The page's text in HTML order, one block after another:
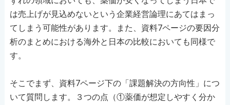
は売上げが見込めないという企業経営論理にあてはまっ
てしまう可能性があります。また、資料7ページの要因分
析のまとめにおける海外と日本の比較においても同様で
す。
そこでまず、資料7ページ下の「課題解決の方向性」につ
いて質問します。３つの点（①薬価が想定しやすく分か